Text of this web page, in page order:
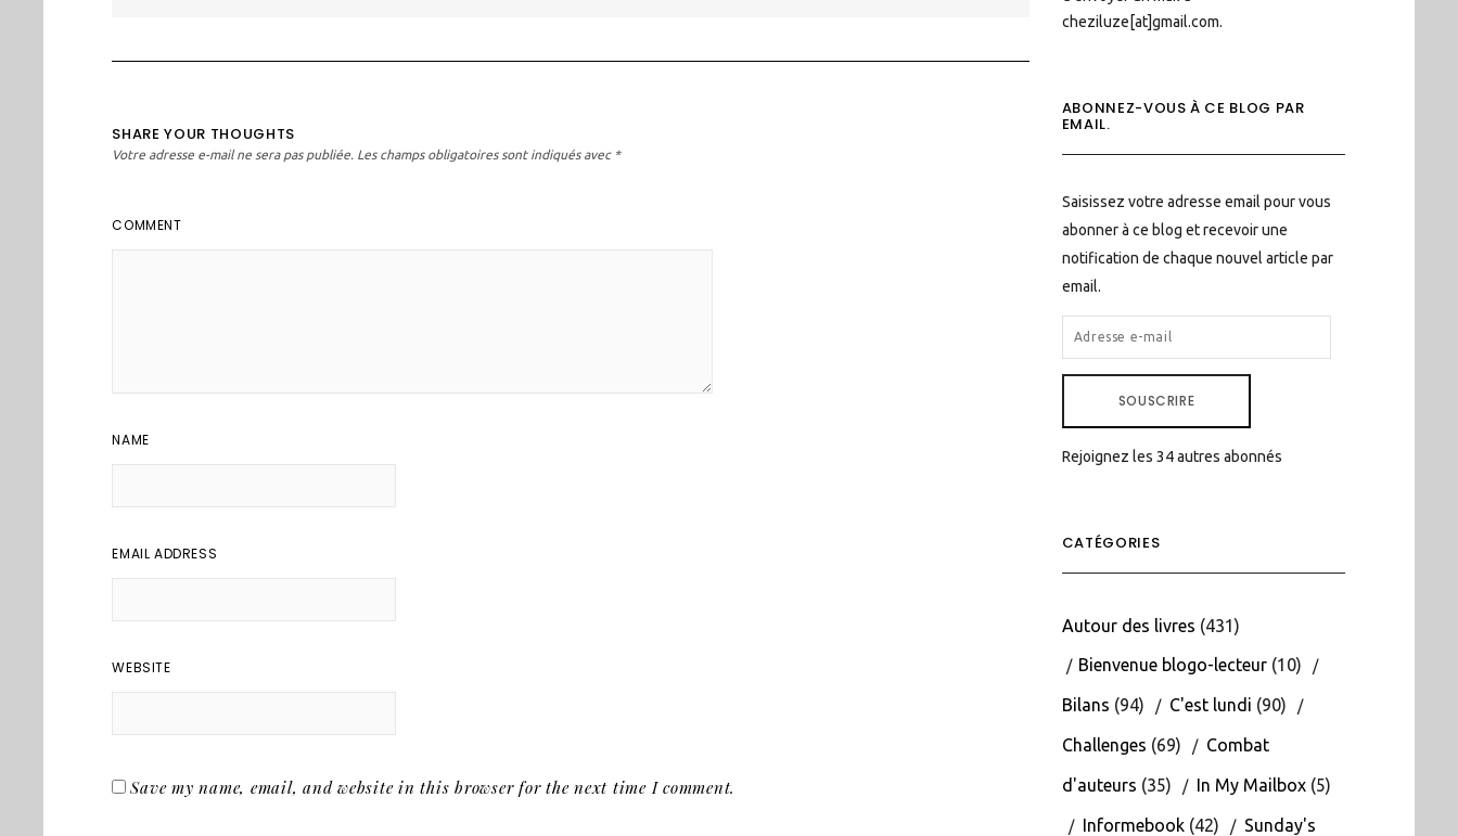
SHARE YOUR THOUGHTS
Votre adresse e-mail ne sera pas publiée. Les champs obligatoires sont indiqués avec *
COMMENT
NAME
EMAIL ADDRESS
WEBSITE
Save my name, email, and website in this browser for the next time I comment.
cheziluze[at]gmail.com.
ABONNEZ-VOUS À CE BLOG PAR
EMAIL.
Saisissez votre adresse email pour vous
abonner à ce blog et recevoir une
notification de chaque nouvel article par
email.
ADRESSE
E-
SOUSCRIRE
Rejoignez les 34 autres abonnés
CATÉGORIES
Autour des livres (431)
Bienvenue blogo-lecteur(10)
Bilans (94) C'est lundi (90)
Challenges (69) Combat
d'auteurs (35) In My Mailbox(5)
Informebook(42) Sunday's